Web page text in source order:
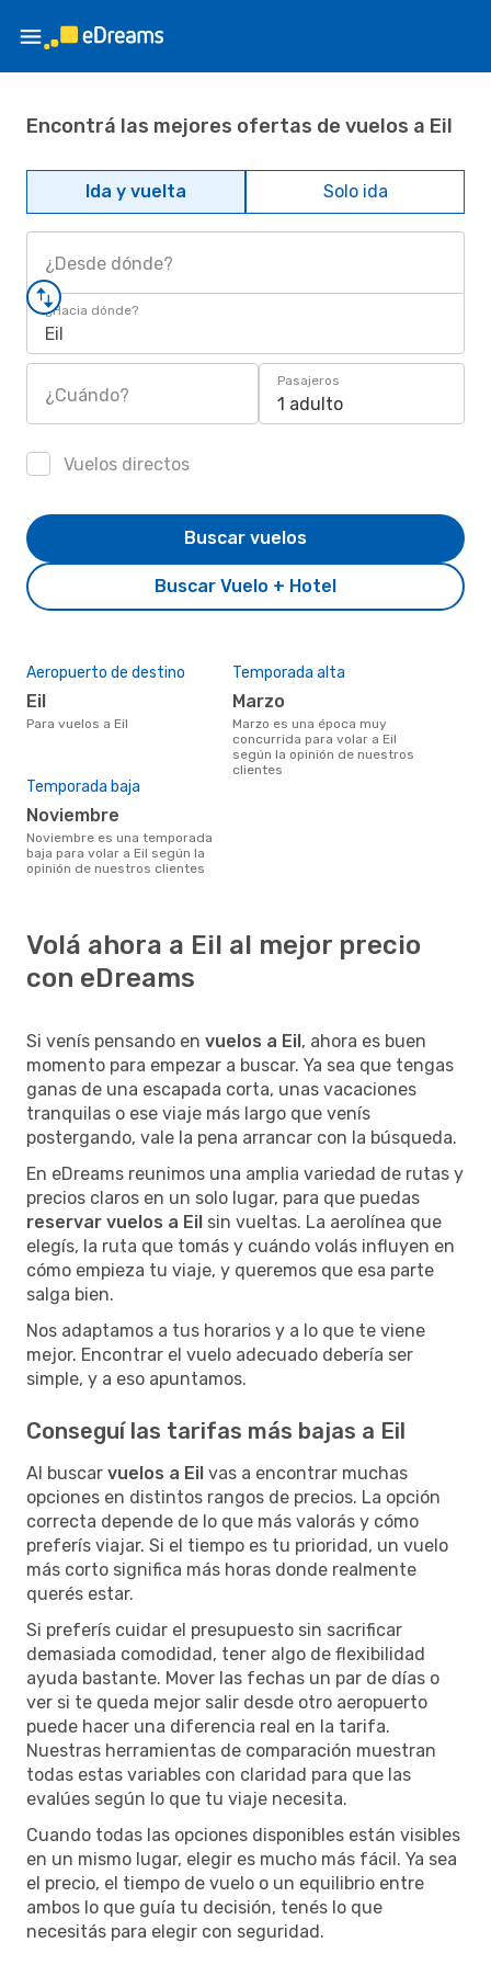
Encontrá las mejores ofertas de vuelos a Eil
Ida y vuelta Solo ida
¿Desde dónde?
¿Hacia dónde?
Eil
¿Cuándo?
Pasajeros
1 adulto
Vuelos directos
Buscar Vuelo + Hotel
Buscar vuelos
Aeropuerto de destino
Eil
Para vuelos a Eil
Temporada alta
marzo
marzo es una época muy
concurrida para volar a Eil
según la opinión de nuestros
clientes
Temporada baja
noviembre
noviembre es una temporada
baja para volar a Eil según la
opinión de nuestros clientes
Volá ahora a Eil al mejor precio
con eDreams
Si venís pensando en vuelos a Eil, ahora es buen
momento para empezar a buscar. Ya sea que tengas
ganas de una escapada corta, unas vacaciones
tranquilas o ese viaje más largo que venís
postergando, vale la pena arrancar con la búsqueda.
En eDreams reunimos una amplia variedad de rutas y
precios claros en un solo lugar, para que puedas
reservar vuelos a Eil sin vueltas. La aerolínea que
elegís, la ruta que tomás y cuándo volás influyen en
cómo empieza tu viaje, y queremos que esa parte
salga bien.
Nos adaptamos a tus horarios y a lo que te viene
mejor. Encontrar el vuelo adecuado debería ser
simple, y a eso apuntamos.
Conseguí las tarifas más bajas a Eil
Al buscar vuelos a Eil vas a encontrar muchas
opciones en distintos rangos de precios. La opción
correcta depende de lo que más valorás y cómo
preferís viajar. Si el tiempo es tu prioridad, un vuelo
más corto significa más horas donde realmente
querés estar.
Si preferís cuidar el presupuesto sin sacrificar
demasiada comodidad, tener algo de flexibilidad
ayuda bastante. Mover las fechas un par de días o
ver si te queda mejor salir desde otro aeropuerto
puede hacer una diferencia real en la tarifa.
Nuestras herramientas de comparación muestran
todas estas variables con claridad para que las
evalúes según lo que tu viaje necesita.
Cuando todas las opciones disponibles están visibles
en un mismo lugar, elegir es mucho más fácil. Ya sea
el precio, el tiempo de vuelo o un equilibrio entre
ambos lo que guía tu decisión, tenés lo que
necesitás para elegir con seguridad.